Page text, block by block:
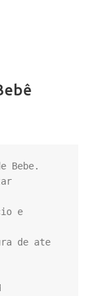
Bebe.
e
de ate